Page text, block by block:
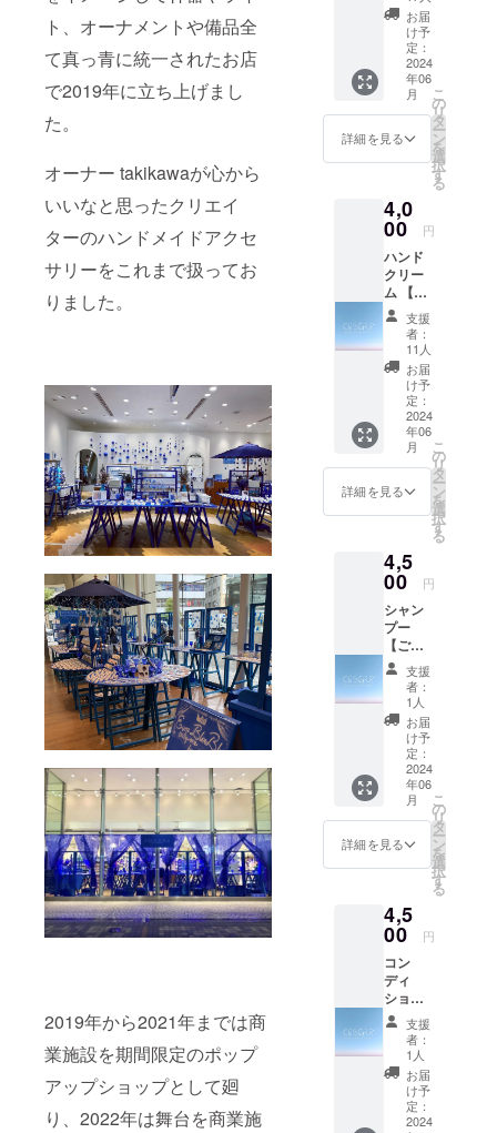
ト、オーナメントや備品全
て真っ青に統一されたお店
で2019年に立ち上げまし
た。
オーナー takikawaが心から
いいなと思ったクリエイ
ターのハンドメイドアクセ
サリーをこれまで扱ってお
りました。
2019年から2021年までは商
業施設を期間限定のポップ
アップショップとして廻
り、2022年は舞台を商業施
紙 こち
らは他
の商品
を1点で
もご支
援頂い
た方に
お選び
頂ける
メ
となり
ます。
こちら
のメ
ニュー
単体で
はご支
援出来
ません
ので、
よろし
くお願
い致し
ます。
お届
け予
定：
2024
年06
月
詳細を見る
こ
の
リ
タ
ー
ン
を
選
択
す
る
4,0
00 円
ハンド
クリー
ム 【ご
使用方
法】 手
に適量
を取
り、な
じませ
て使っ
てくだ
さい。
【使用
上の注
意事
項】 肌
が生じ
ないか
よく注
意し、
異常の
ある時
はご使
用をお
控えく
ださ
い。 ま
た使用
中に赤
みや腫
れ、痒
みや刺
激等の
ぐに使
用を中
止して
くださ
い。 異
常が残
る場合
は皮フ
科医へ
相談し
てくだ
さい。
開封後
支援
者：
11人
お届
け予
定：
2024
年06
月
詳細を見る
こ
の
リ
タ
ー
ン
を
選
択
す
る
4,5
00 円
シャン
プー
【ご使
用方
法】 髪
全体を
濡らし
た後に
適量を
なじま
せて泡
立てて
洗い、
その後
十分に
すすい
さい。
【使用
上の注
意事
項】 肌
に異常
が生じ
ないか
よく注
意し、
異常の
ある時
はご使
支援
者：
1人
お届
け予
定：
2024
年06
月
詳細を見る
こ
の
リ
タ
ー
ン
を
選
択
す
る
4,5
00 円
コン
ディ
ショ
ナー
【ご使
用方
法】 髪
全体を
濡らし
た後に
支援
者：
1人
お届
け予
定：
2024